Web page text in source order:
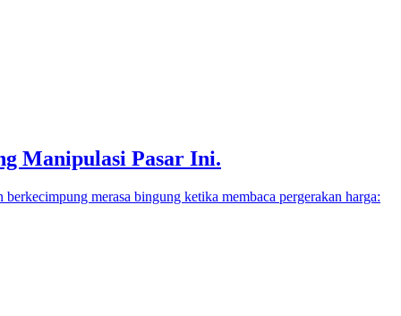
Manipulasi Pasar Ini.
merasa bingung ketika membaca pergerakan harga: